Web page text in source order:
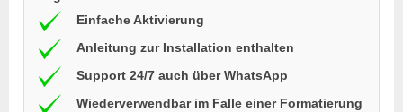
Einfache Aktivierung
Anleitung zur Installation enthalten
Support 24/7 auch über WhatsApp
Wiederverwendbar im Falle einer Formatierung